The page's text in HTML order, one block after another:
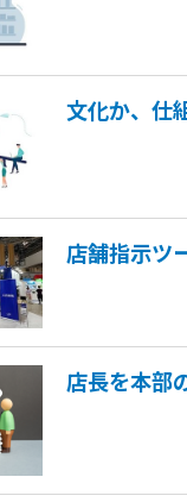
文化か、仕
店舗指示ツ
店長を本部